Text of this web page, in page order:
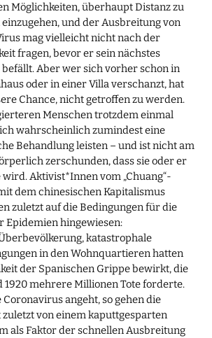
Möglichkeiten, überhaupt Distanz zu
und der Ausbreitung von
mag vielleicht nicht nach der
fragen, bevor er sein nächstes
Aber wer sich vorher schon in
oder in einer Villa verschanzt, hat
Chance, nicht getroffen zu werden.
Menschen trotzdem einmal
wahrscheinlich zumindest eine
Behandlung leisten – und ist nicht am
zerschunden, dass sie oder er
Aktivist*Innen vom „Chuang“-
dem chinesischen Kapitalismus
zuletzt auf die Bedingungen für die
Epidemien hingewiesen:
katastrophale
in den Wohnquartieren hatten
der Spanischen Grippe bewirkt, die
1920 mehrere Millionen Tote forderte.
angeht, so gehen die
von einem kaputtgesparten
als Faktor der schnellen Ausbreitung